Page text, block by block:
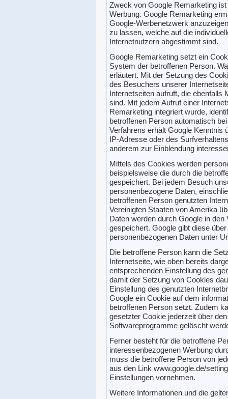
Zweck von Google Remarketing
Werbung. Google Remarketing
Google-Werbenetzwerk
zu lassen, welche auf die
Internetnutzern abgestimmt sind.
Google Remarketing setzt ein
System der betroffenen Person.
erläutert. Mit der Setzung des
des Besuchers unserer
Internetseiten aufruft, die ebenfalls
sind. Mit jedem Aufruf einer
Remarketing integriert wurde,
betroffenen Person automatisch
Verfahrens erhält Google Kenntnis
IP-Adresse oder des
anderem zur Einblendung
Mittels des Cookies werden
beispielsweise die durch die
gespeichert. Bei jedem Besuch
personenbezogene Daten,
betroffenen Person genutzten
Vereinigten Staaten von Amerika
Daten werden durch Google in
gespeichert. Google gibt diese
personenbezogenen Daten unter
Die betroffene Person kann die
Internetseite, wie oben bereits
entsprechenden Einstellung des
damit der Setzung von Cookies
Einstellung des genutzten
Google ein Cookie auf dem
betroffenen Person setzt. Zudem
gesetzter Cookie jederzeit über
Softwareprogramme gelöscht
Ferner besteht für die betroffene
interessenbezogenen Werbung
muss die betroffene Person von
aus den Link www.google.de/
Einstellungen vornehmen.
Weitere Informationen und die